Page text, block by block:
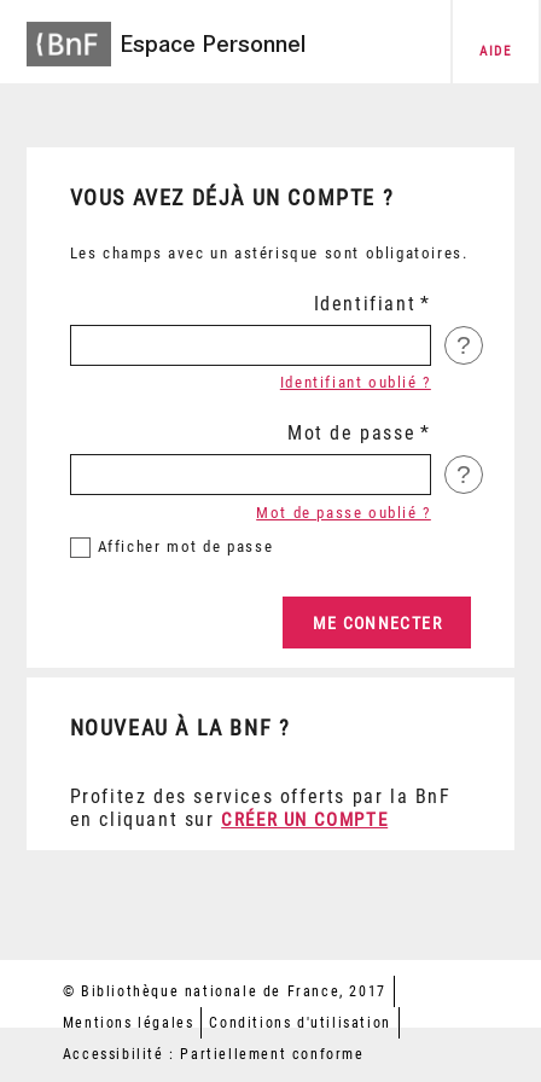
Espace Personnel AIDE
VOUS AVEZ DÉJÀ UN COMPTE ?
Les champs avec un astérisque sont obligatoires.
Identifiant
?
Identifiant oublié ?
Mot de passe
?
Afficher mot de passe
Mot de passe oublié ?
NOUVEAU À LA BNF ?
Profitez des services offerts par la BnF
en cliquant sur CRÉER UN COMPTE
© Bibliothèque nationale de France, 2017
Mentions légales
Conditions d'utilisation
Accessibilité : Partiellement conforme